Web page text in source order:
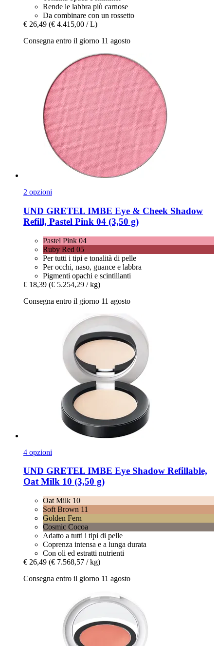
Rende le labbra più carnose
Da combinare con un rossetto
€ 26,49 (€ 4.415,00 / L)
Consegna entro il giorno 11 agosto
2 opzioni
UND GRETEL IMBE Eye & Cheek Shadow
Refill, Pastel Pink 04 (3,50 g)
Pastel Pink 04
Ruby Red 05
Per tutti i tipi e tonalità di pelle
Per occhi, naso, guance e labbra
Pigmenti opachi e scintillanti
€ 18,39 (€ 5.254,29 / kg)
Consegna entro il giorno 11 agosto
4 opzioni
UND GRETEL IMBE Eye Shadow Refillable,
Oat Milk 10 (3,50 g)
Oat Milk 10
Soft Brown 11
Golden Fern
Cosmic Cocoa
Adatto a tutti i tipi di pelle
Coprenza intensa e a lunga durata
Con oli ed estratti nutrienti
€ 26,49 (€ 7.568,57 / kg)
Consegna entro il giorno 11 agosto